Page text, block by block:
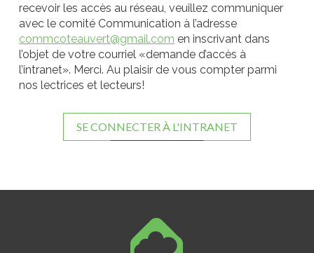
recevoir les accès au réseau, veuillez communiquer
avec le comité Communication à l’adresse
commcoteauvert@gmail.com en inscrivant dans
l’objet de votre courriel «demande d’accès à
l’intranet». Merci. Au plaisir de vous compter parmi
nos lectrices et lecteurs!
SE CONNECTER À L'INTRANET